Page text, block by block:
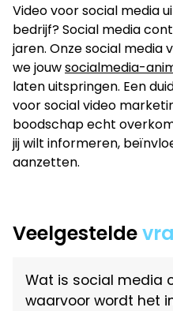
Video voor social media
bedrijf? Social media
jaren. Onze social media
we jouwsocialmedia-
laten uitspringen. Een
voor social video
boodschap echt
jij wilt informeren,
aanzetten.
Veelgestelde
Wat is social media
waarvoor wordt het